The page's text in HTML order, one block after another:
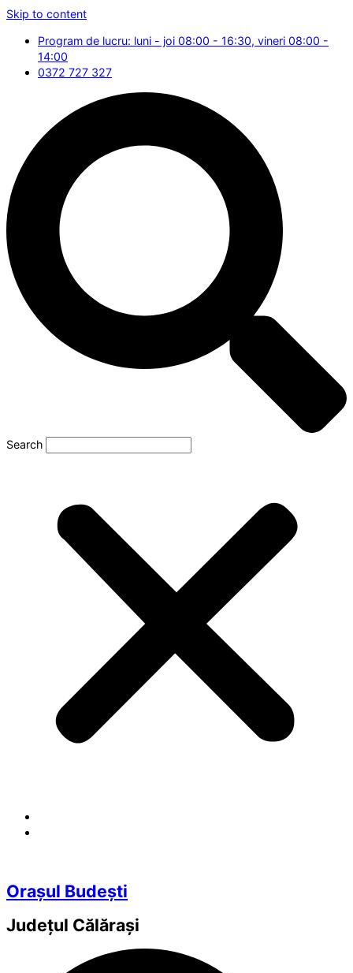
Skip to content
Program de lucru: luni - joi 08:00 - 16:30, vineri 08:00 -
14:00
0372 727 327
Search
Orașul Budești
Județul Călărași